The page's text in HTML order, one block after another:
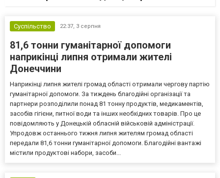
Суспільство 22:37, 3 серпня
81,6 тонни гуманітарної допомоги
наприкінці липня отримали жителі
Донеччини
Наприкінці липня жителі громад області отримали чергову партію
гуманітарної допомоги. За тиждень благодійні організації та
партнери розподілили понад 81 тонну продуктів, медикаментів,
засобів гігієни, питної води та інших необхідних товарів. Про це
повідомляють у Донецькій обласній військовій адміністрації.
Упродовж останнього тижня липня жителям громад області
передали 81,6 тонни гуманітарної допомоги. Благодійні вантажі
містили продуктові набори, засоби...